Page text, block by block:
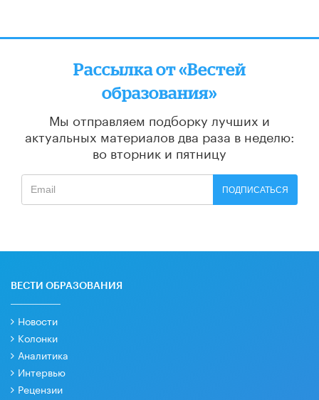
Рассылка от «Вестей
образования»
Мы отправляем подборку лучших и
актуальных материалов два раза в неделю:
во вторник и пятницу
ПОДПИСАТЬСЯ
ВЕСТИ ОБРАЗОВАНИЯ
Новости
Колонки
Аналитика
Интервью
Рецензии